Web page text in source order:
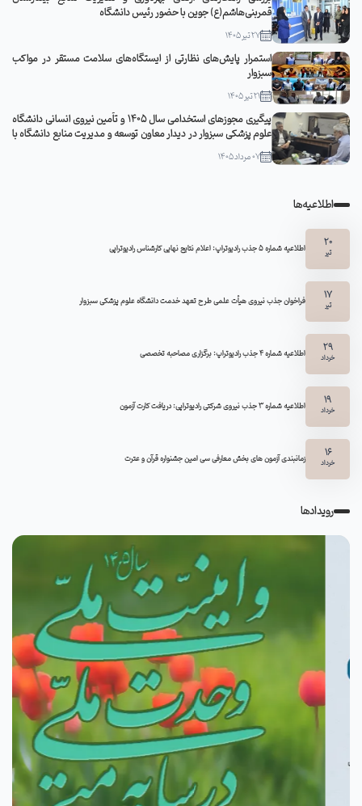
قمربنی‌هاشم(ع) جوین با حضور رئیس دانشگاه
27 تیر 1405
استمرار پایش‌های نظارتی از ایستگاه‌های سلامت مستقر در مواکب
سبزوار
21 تیر 1405
پیگیری مجوزهای استخدامی سال ۱۴۰۵ و تأمین نیروی انسانی دانشگاه
علوم پزشکی سبزوار در دیدار معاون توسعه و مدیریت منابع دانشگاه با
مدیرکل منابع انسانی وزارت بهداشت
07 مرداد 1405
اطلاعیه‌ها
20
تیر اطلاعیه شماره 5 جذب رادیوتراپ: اعلام نتایج نهایی کارشناس رادیوتراپی
17
تیر فراخوان جذب نیروی هیأت علمی طرح تعهد خدمت دانشگاه علوم پزشکی سبزوار
29
خرداد اطلاعیه شماره ۴ جذب رادیوتراپ: برگزاری مصاحبه تخصصی
19
خرداد اطلاعیه شماره 3 جذب نیروی شرکتی رادیوتراپی: دریافت کارت آزمون
16
خرداد زمانبندی آزمون های بخش معارفی سی امین جشنواره قرآن و عترت
رویدادها